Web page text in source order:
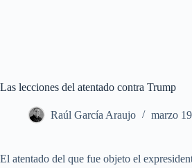
Las lecciones del atentado contra Trump
Raúl García Araujo marzo
El atentado del que fue objeto el